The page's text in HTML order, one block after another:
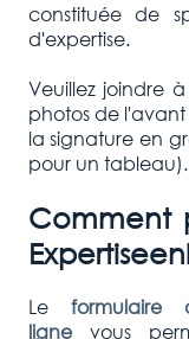
constituée de
d'expertise.
Veuillez joindre
photos de
la signature en
pour un tableau).
Comment
Le formulaire
lignevous